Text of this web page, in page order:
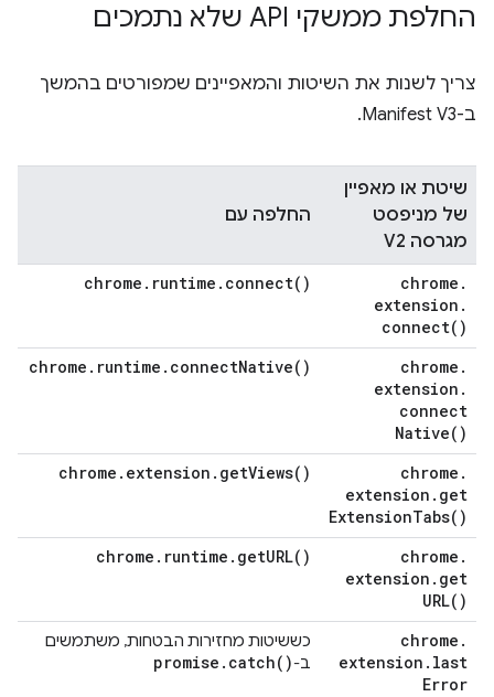
החלפת ממשקי API שלא נתמכים
צריך לשנות את השיטות והמאפיינים שמפורטים בהמשך
ב-Manifest V3.
שיטת או מאפיין
של מניפסט
מגרסה V2
החלפה עם
chrome .
extension .
connect( )
chrome . runtime . connect( )
chrome .
extension .
connect
Native( )
chrome . runtime . connectNative( )
chrome .
extension . get
ExtensionTabs( )
chrome . extension . getViews( )
chrome .
extension . get
URL( )
chrome . runtime . getURL( )
chrome .
extension . last
Error
כששיטות מחזירות הבטחות, משתמשים
ב-
promise . catch( )